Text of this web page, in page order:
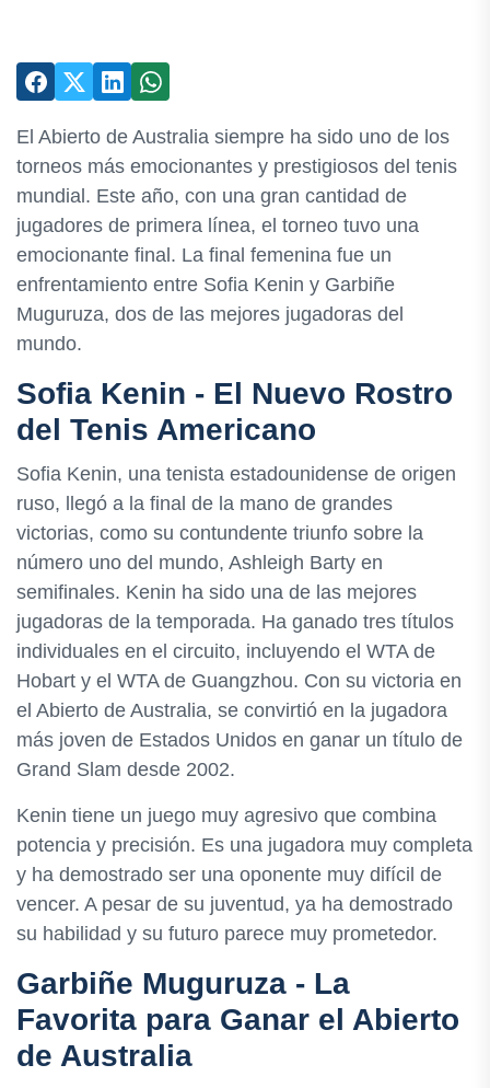
El Abierto de Australia siempre ha sido uno de los
torneos más emocionantes y prestigiosos del tenis
mundial. Este año, con una gran cantidad de
jugadores de primera línea, el torneo tuvo una
emocionante final. La final femenina fue un
enfrentamiento entre Sofia Kenin y Garbiñe
Muguruza, dos de las mejores jugadoras del
mundo.
Sofia Kenin - El Nuevo Rostro
del Tenis Americano
Sofia Kenin, una tenista estadounidense de origen
ruso, llegó a la final de la mano de grandes
victorias, como su contundente triunfo sobre la
número uno del mundo, Ashleigh Barty en
semifinales. Kenin ha sido una de las mejores
jugadoras de la temporada. Ha ganado tres títulos
individuales en el circuito, incluyendo el WTA de
Hobart y el WTA de Guangzhou. Con su victoria en
el Abierto de Australia, se convirtió en la jugadora
más joven de Estados Unidos en ganar un título de
Grand Slam desde 2002.
Kenin tiene un juego muy agresivo que combina
potencia y precisión. Es una jugadora muy completa
y ha demostrado ser una oponente muy difícil de
vencer. A pesar de su juventud, ya ha demostrado
su habilidad y su futuro parece muy prometedor.
Garbiñe Muguruza - La
Favorita para Ganar el Abierto
de Australia